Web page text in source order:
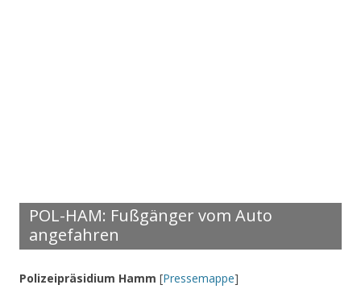
POL-HAM: Fußgänger vom Auto
angefahren
Polizeipräsidium Hamm [Pressemappe]